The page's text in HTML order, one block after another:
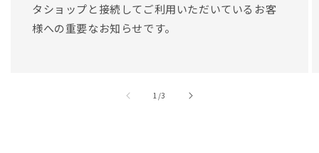
タショップと接続してご利用いただいているお客
様への重要なお知らせです。
1 //3